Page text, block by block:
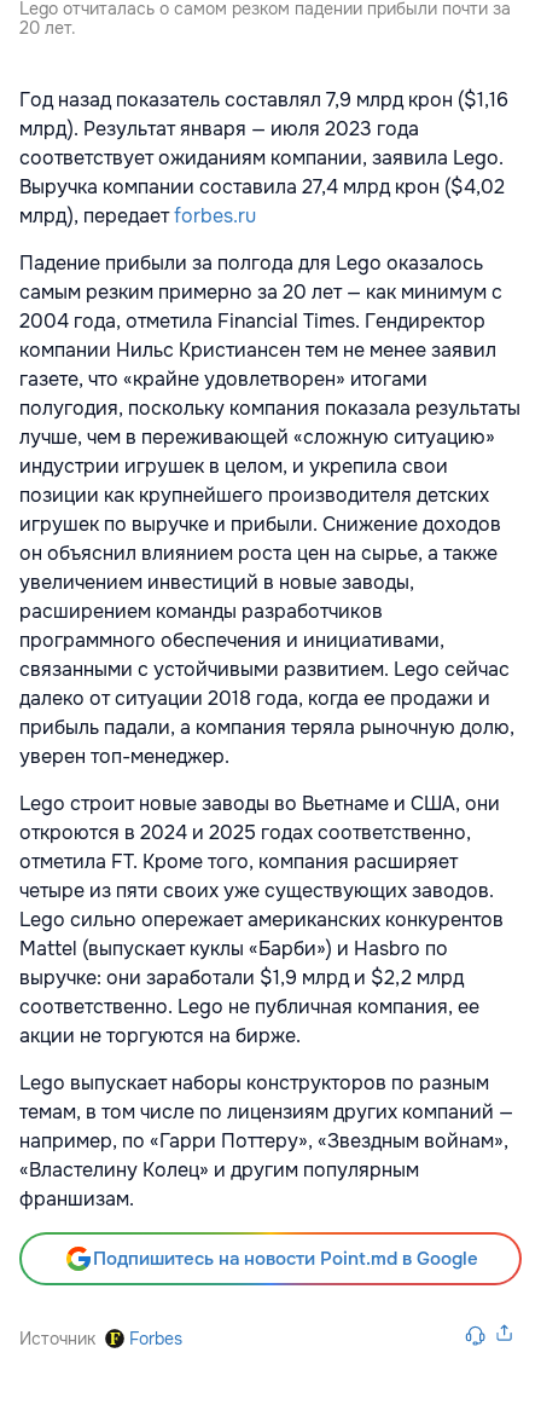
Lego отчиталась о самом резком падении прибыли почти за
20 лет.
Год назад показатель составлял 7,9 млрд крон ($1,16
млрд). Результат января — июля 2023 года
соответствует ожиданиям компании, заявила Lego.
Выручка компании составила 27,4 млрд крон ($4,02
млрд), передаетforbes.ru
Падение прибыли за полгода для Lego оказалось
самым резким примерно за 20 лет — как минимум с
2004 года, отметила Financial Times. Гендиректор
компании Нильс Кристиансен тем не менее заявил
газете, что «крайне удовлетворен» итогами
полугодия, поскольку компания показала результаты
лучше, чем в переживающей «сложную ситуацию»
индустрии игрушек в целом, и укрепила свои
позиции как крупнейшего производителя детских
игрушек по выручке и прибыли. Снижение доходов
он объяснил влиянием роста цен на сырье, а также
увеличением инвестиций в новые заводы,
расширением команды разработчиков
программного обеспечения и инициативами,
связанными с устойчивыми развитием. Lego сейчас
далеко от ситуации 2018 года, когда ее продажи и
прибыль падали, а компания теряла рыночную долю,
уверен топ-менеджер.
Lego строит новые заводы во Вьетнаме и США, они
откроются в 2024 и 2025 годах соответственно,
отметила FT. Кроме того, компания расширяет
четыре из пяти своих уже существующих заводов.
Lego сильно опережает американских конкурентов
Mattel (выпускает куклы «Барби») и Hasbro по
выручке: они заработали $1,9 млрд и $2,2 млрд
соответственно. Lego не публичная компания, ее
акции не торгуются на бирже.
Lego выпускает наборы конструкторов по разным
темам, в том числе по лицензиям других компаний —
например, по «Гарри Поттеру», «Звездным войнам»,
«Властелину Колец» и другим популярным
франшизам.
Подпишитесь на новости Point.md в Google
Источник Forbes